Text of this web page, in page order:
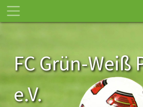
FC Grün-Weiß
e.V.